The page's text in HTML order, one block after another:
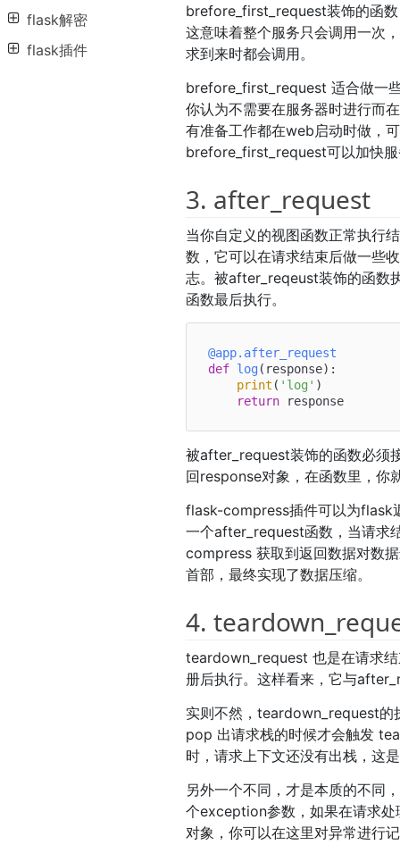
flask解密
flask插件
brefore_first_request装饰的函
这意味着整个服务只会调用一次
求到来时都会调用。
brefore_first_request 适合做一
你认为不需要在服务器时进行而
有准备工作都在web启动时做，
brefore_first_request可以加快
3. after_request
当你自定义的视图函数正常执行
数，它可以在请求结束后做一些
志。被after_reqeust装饰的函数
函数最后执行。
@app.after_request
def log( response):
print ( 'log' )
return
被after_request装饰的函数必须
回response对象，在函数里，你
flask-compress插件可以为flask
一个after_request函数，当请求
compress 获取到返回数据对数
首部，最终实现了数据压缩。
4.
teardown_request 也是在请求
册后执行。这样看来，它与
实则不然，teardown_request的
pop 出请求栈的时候才会触发
时，请求上下文还没有出栈，这
另外一个不同，才是本质的不同
个exception参数，如果在请求
对象，你可以在这里对异常进行